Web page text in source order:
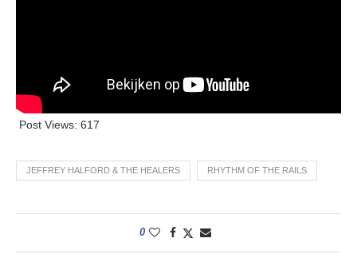
Post Views: 617
JEFFREY HALFORD & THE HEALERS RHYTHM OF THE RAILS
0